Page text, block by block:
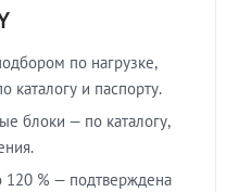
по нагрузке,
каталогу и паспорту.
блоки — по каталогу,
120 % — подтверждена